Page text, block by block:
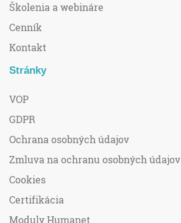
Školenia a webináre
Cenník
Kontakt
Stránky
VOP
GDPR
Ochrana osobných údajov
Zmluva na ochranu osobných údajov
Cookies
Certifikácia
Moduly Humanet